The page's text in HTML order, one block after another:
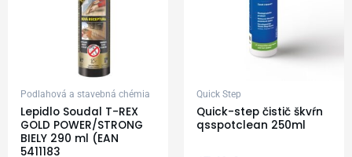
Podlahová a stavebná chémia
Lepidlo Soudal T-REX
GOLD POWER/STRONG
BIELY 290 ml (EAN
5411183
Quick Step
Quick-step čistič škvŕn
qsspotclean 250ml